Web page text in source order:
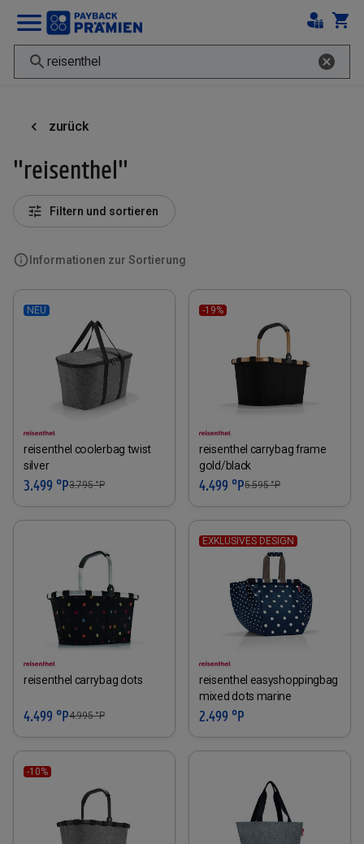
zurück
"reisenthel"
Informationen zur Sortierung
Filtern und sortieren
NEU
reisenthel coolerbag twist
silver
3.499 °P3.795°P
-19%
reisenthel carrybag frame
gold/black
4.499 °P5.595°P
reisenthel carrybag dots
4.499 °P4.995°P
EXKLUSIVES DESIGN
reisenthel easyshoppingbag
mixed dots marine
2.499 °P
-10%